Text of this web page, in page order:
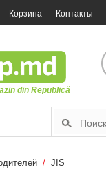
Корзина Контакты
din Republică
/ JIS